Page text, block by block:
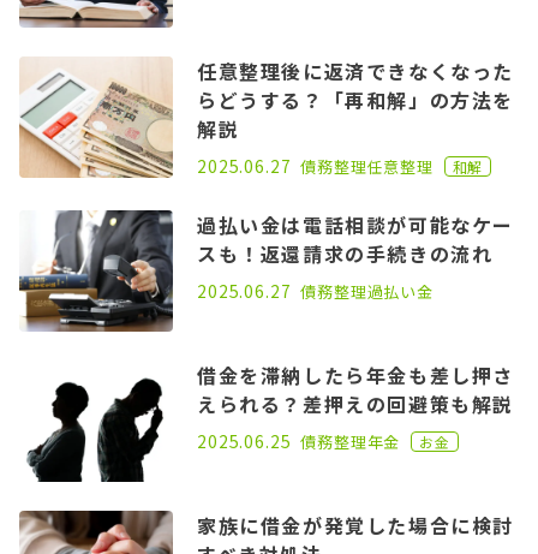
任意整理後に返済できなくなった
らどうする？「再和解」の方法を
解説
2021.04.21
2025.06.27 債務整理任意整理 和解
過払い金は電話相談が可能なケー
スも！返還請求の手続きの流れ
2021.04.14
2025.06.27 債務整理過払い金
借金を滞納したら年金も差し押さ
えられる？差押えの回避策も解説
2023.06.21
2025.06.25 債務整理年金 お金
家族に借金が発覚した場合に検討